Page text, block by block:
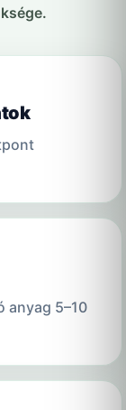
anyag 5–10